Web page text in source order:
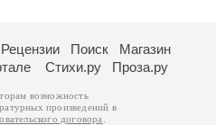
Рецензии Поиск
Магазин
Стихи.ру Проза.ру
возможность
произведений в
договора